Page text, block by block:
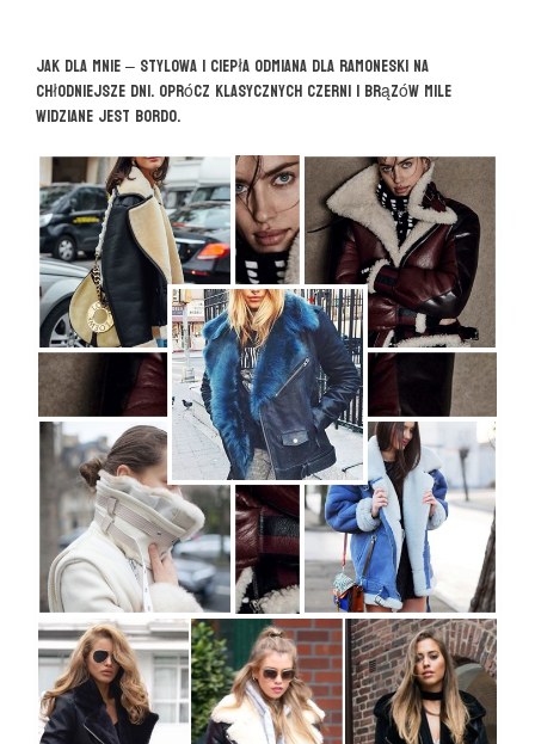
Jak dla mnie – stylowa i ciepła odmiana dla ramoneski na
chłodniejsze dni. Oprócz klasycznych czerni i brązów mile
widziane jest bordo.